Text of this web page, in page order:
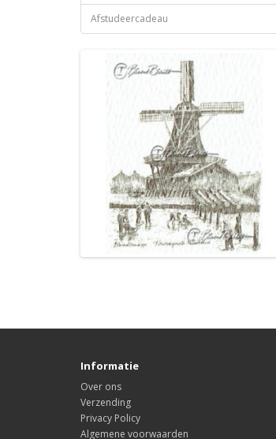
Afstudeercadeau
Informatie
Over ons
Verzending
Privacy Policy
Algemene voorwaarden